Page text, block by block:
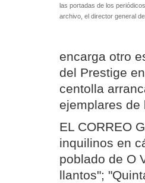
las portadas de los
archivo, el director general
encarga otro
del Prestige
centolla
ejemplares de
EL CORREO
inquilinos en
poblado de O
llantos";